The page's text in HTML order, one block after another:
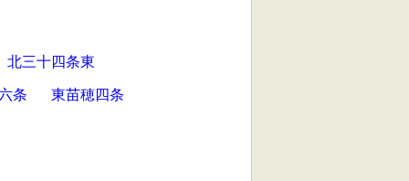
北三十四条東
条 東苗穂四条